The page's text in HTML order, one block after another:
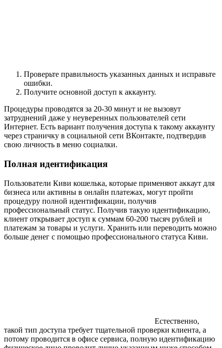
Проверьте правильность указанных данных и исправьте
ошибки.
Получите основной доступ к аккаунту.
Процедуры проводятся за 20-30 минут и не вызовут
затруднений даже у неуверенных пользователей сети
Интернет. Есть вариант получения доступа к такому аккаунту
через страничку в социальной сети ВКонтакте, подтвердив
свою личность в меню социалки.
Полная идентификация
Пользователи Киви кошелька, которые применяют аккаут для
бизнеса или активны в онлайн платежах, могут пройти
процедуру полной идентификации, получив
профессиональный статус. Получив такую идентификацию,
клиент открывает доступ к суммам 60-200 тысяч рублей и
платежам за товары и услуги. Хранить или переводить можно
больше денег с помощью профессионального статуса Киви.
Естественно,
такой тип доступа требует тщательной проверки клиента, а
потому проводится в офисе сервиса, полную идентификацию